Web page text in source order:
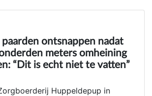
paarden ontsnappen nadat
meters omheining
“Dit is echt niet te vatten”
Huppeldepup in